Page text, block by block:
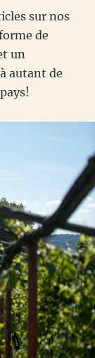
sur nos
de
un
autant de